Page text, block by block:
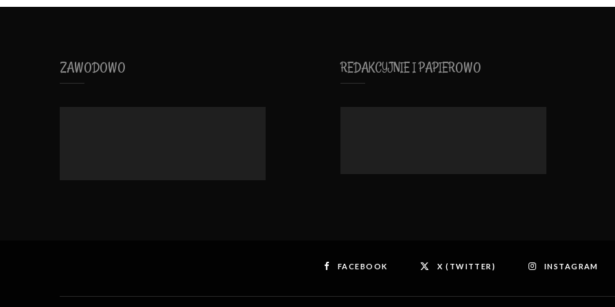
ZAWODOWO REDAKCYJNIE I PAPIEROWO
FACEBOOK X (TWITTER) INSTAGRAM